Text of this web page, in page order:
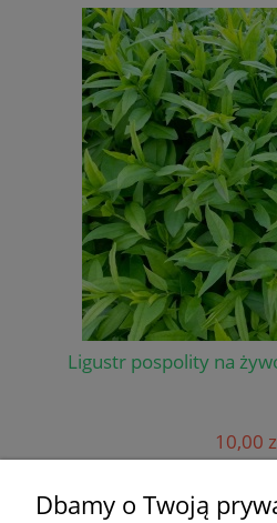
Ligustr pospolity na
10,00
Dbamy o Twoją